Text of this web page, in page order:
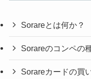
Sorareとは何か？
Sorareのコンペの
Sorareカードの買